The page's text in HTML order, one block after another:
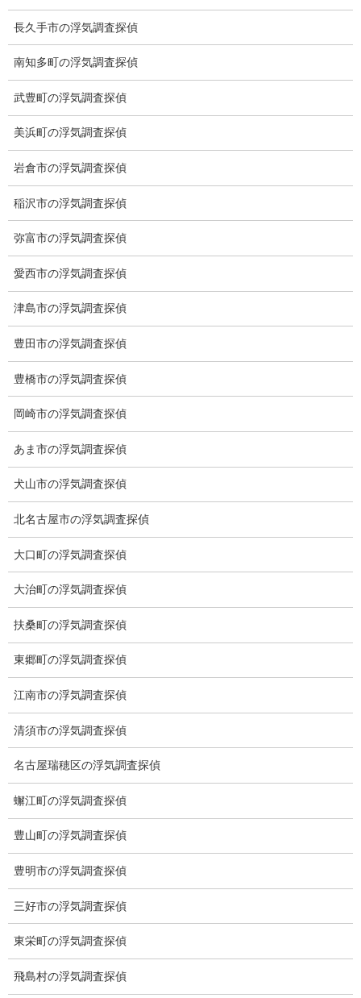
愛知県名古屋市中区栄3-7ｰ4
Toshin.Sakuraビル 10F
愛知県名古屋市中区新栄2丁目41-11
ベストビル6B
愛知県公安委員会 第54250033号
子供のお迎え、パート、お仕事の都合などで、お時間のない方、
ださい。
※弊社から24時間以内に返信が無い場合、再度LINE又はお電話を
お願いいたします。
カテゴリー
ブログ (496)
お知らせ (1)
メニュー
トップ
ご挨拶
アフターフォロー
長久手市の浮気調査探偵
南知多町の浮気調査探偵
武豊町の浮気調査探偵
美浜町の浮気調査探偵
岩倉市の浮気調査探偵
稲沢市の浮気調査探偵
弥富市の浮気調査探偵
愛西市の浮気調査探偵
津島市の浮気調査探偵
豊田市の浮気調査探偵
豊橋市の浮気調査探偵
岡崎市の浮気調査探偵
あま市の浮気調査探偵
犬山市の浮気調査探偵
北名古屋市の浮気調査探偵
大口町の浮気調査探偵
大治町の浮気調査探偵
扶桑町の浮気調査探偵
東郷町の浮気調査探偵
江南市の浮気調査探偵
清須市の浮気調査探偵
名古屋瑞穂区の浮気調査探偵
蠏江町の浮気調査探偵
豊山町の浮気調査探偵
豊明市の浮気調査探偵
三好市の浮気調査探偵
東栄町の浮気調査探偵
飛島村の浮気調査探偵